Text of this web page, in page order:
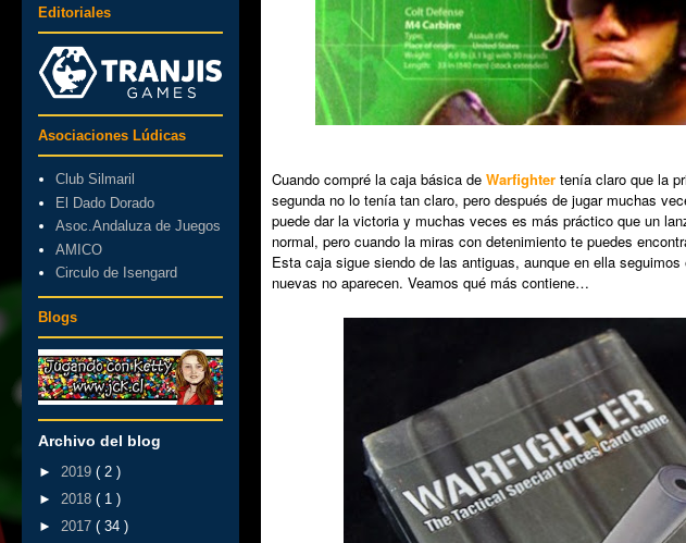
Cuando compré la caja básica de Warfighter tenía claro que la
segunda no lo tenía tan claro, pero después de jugar muchas
puede dar la victoria y muchas veces es más práctico que un
normal, pero cuando la miras con detenimiento te puedes
Esta caja sigue siendo de las antiguas, aunque en ella
nuevas no aparecen. Veamos qué más contiene…
Editoriales
Asociaciones Lúdicas
Club Silmaril
El Dado Dorado
Asoc.Andaluza de Juegos
AMICO
Circulo de Isengard
Blogs
Archivo del blog
► 2019 ( 2 )
► 2018 ( 1 )
► 2017 ( 34 )